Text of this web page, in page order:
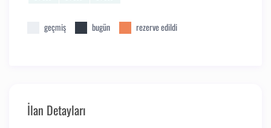
geçmiş bugün rezerve edildi
İlan Detayları